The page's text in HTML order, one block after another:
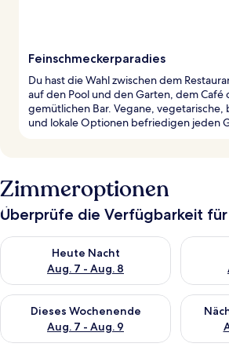
Feinschmeckerparadies
Du hast die Wahl zwischen dem
auf den Pool und den Garten, dem Café
gemütlichen Bar. Vegane, vegetarische,
und lokale Optionen befriedigen jeden
Zimmeroptionen
Überprüfe die Verfügbarkeit
Heute Nacht
Aug. 7 - Aug. 8
Überprüfe die Verfügbarkeit für heute
Dieses Wochenende
Aug. 7 - Aug. 9
Überprüfe die Verfügbarkeit für dieses